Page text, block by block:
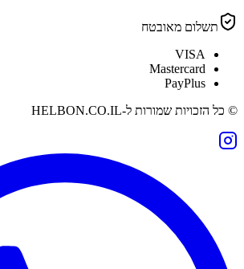
תשלום מאובטח
VISA
Mastercard
PayPlus
© כל הזכויות שמורות ל-HELBON.CO.IL